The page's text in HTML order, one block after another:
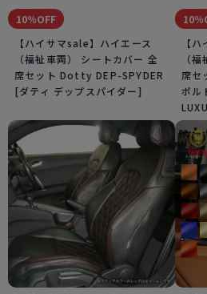
10％OFF
【ハイサマsale】ハイエース
（福祉車両） シートカバー 全
席セット Dotty DEP-SPYDER
[ダティ デップスパイダー]
10％
【
（
席セ
ポル